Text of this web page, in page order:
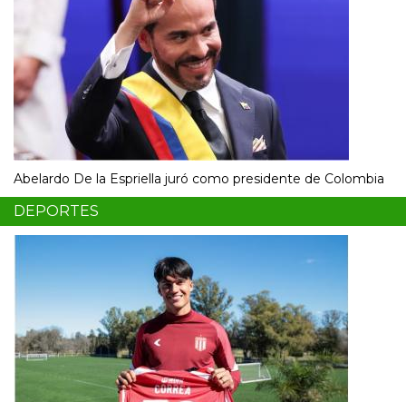
Abelardo De la Espriella juró como presidente de Colombia
DEPORTES